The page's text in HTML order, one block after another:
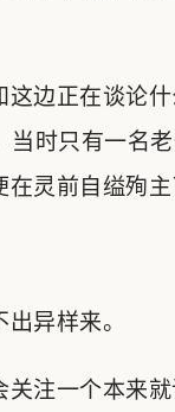
边正在谈论
当时只有一名
灵前自缢殉主
异样来。
注一个本来